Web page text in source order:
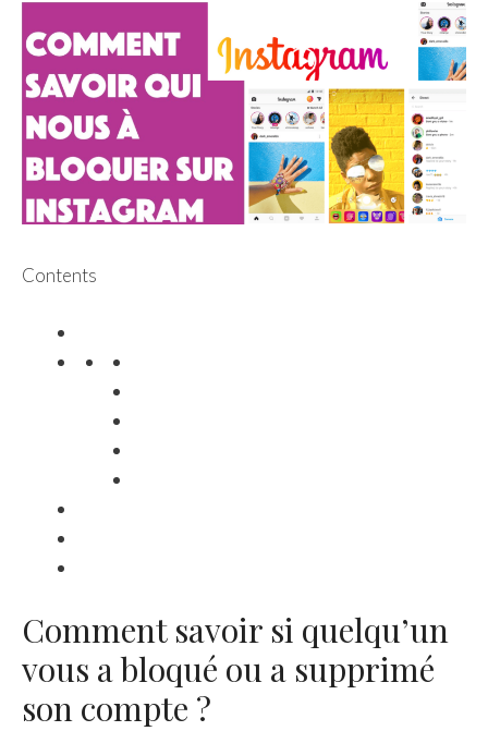
Contents
Comment savoir si quelqu’un
vous a bloqué ou a supprimé
son compte ?